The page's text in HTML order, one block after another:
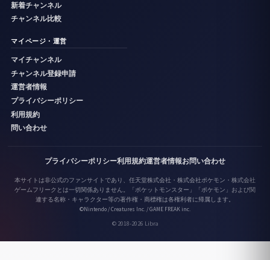
新着チャンネル
チャンネル比較
マイページ・運営
マイチャンネル
チャンネル登録申請
運営者情報
プライバシーポリシー
利用規約
問い合わせ
プライバシーポリシー利用規約運営者情報お問い合わせ
本サイトは非公式のファンサイトであり、任天堂株式会社・株式会社ポケモン・株式会社
ゲームフリークとは一切関係ありません。「ポケットモンスター」「ポケモン」および関
連する名称・キャラクター等の著作権・商標権は各権利者に帰属します。
©Nintendo / Creatures Inc. / GAME FREAK inc.
© 2018-2026 Libra